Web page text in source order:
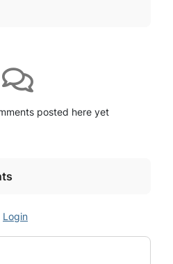
posted here yet
Login